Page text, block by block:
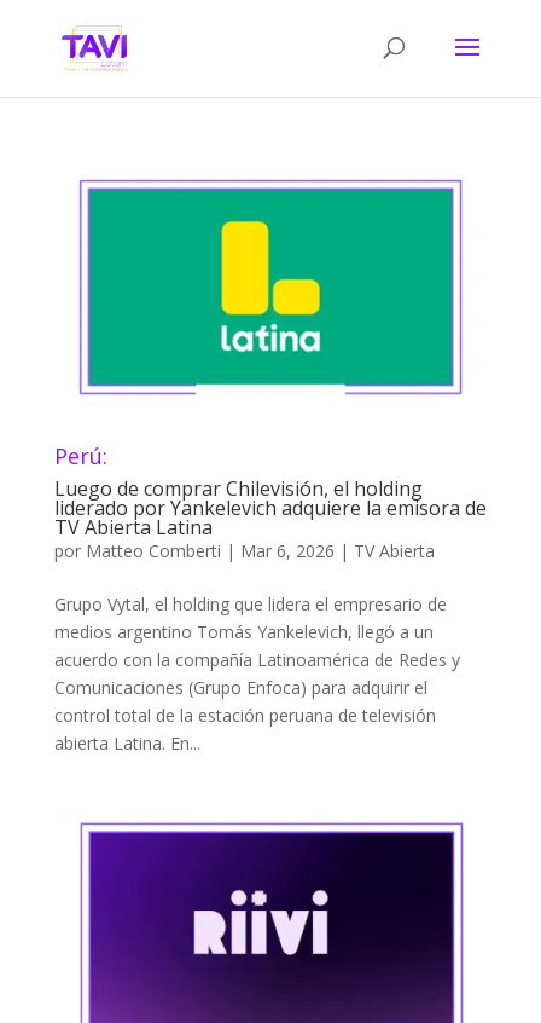
Perú:
Luego de comprar Chilevisión, el holding
liderado por Yankelevich adquiere la emisora de
TV Abierta Latina
por Matteo Comberti | Mar 6, 2026 | TV Abierta
Grupo Vytal, el holding que lidera el empresario de
medios argentino Tomás Yankelevich, llegó a un
acuerdo con la compañía Latinoamérica de Redes y
Comunicaciones (Grupo Enfoca) para adquirir el
control total de la estación peruana de televisión
abierta Latina. En...